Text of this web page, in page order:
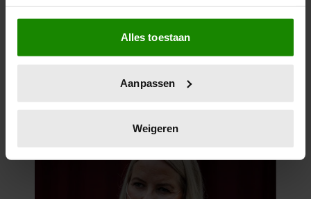
Als u het toestaat, willen we ook graag:
Informatie verzamelen over uw geografische
locatie, die tot een paar meter nauwkeurig kan zijn
scannen op specifieke eigenschappen (fingerprinting)
verwerkt en stel uw voorkeuren in het
intrekken in de Cookieverklaring.
We gebruiken cookies om content en advertenties te
Alles toestaan
Aanpassen
Weigeren